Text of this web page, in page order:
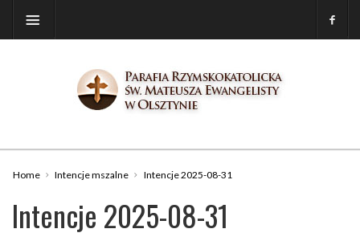
Home Intencje mszalne Intencje 2025-08-31
Intencje 2025-08-31